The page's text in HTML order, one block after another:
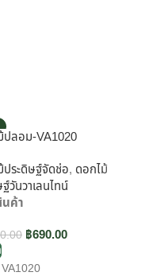
ปลอม-VA1020
ประดิษฐ์จัดช่อ, ดอกไม้
วันวาเลนไทน์
ค้า
฿690.00
VA1020